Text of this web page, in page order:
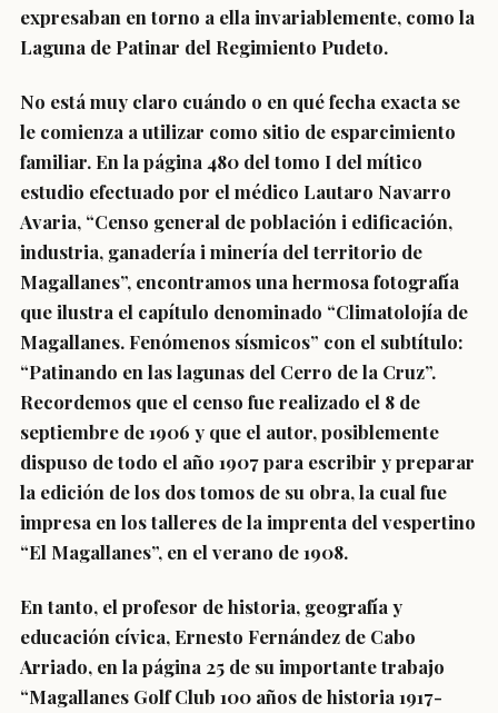
expresaban en torno a ella invariablemente, como la
Laguna de Patinar del Regimiento Pudeto.
No está muy claro cuándo o en qué fecha exacta se
le comienza a utilizar como sitio de esparcimiento
familiar. En la página 480 del tomo I del mítico
estudio efectuado por el médico Lautaro Navarro
Avaria, “Censo general de población i edificación,
industria, ganadería i minería del territorio de
Magallanes”, encontramos una hermosa fotografía
que ilustra el capítulo denominado “Climatolojía de
Magallanes. Fenómenos sísmicos” con el subtítulo:
“Patinando en las lagunas del Cerro de la Cruz”.
Recordemos que el censo fue realizado el 8 de
septiembre de 1906 y que el autor, posiblemente
dispuso de todo el año 1907 para escribir y preparar
la edición de los dos tomos de su obra, la cual fue
impresa en los talleres de la imprenta del vespertino
“El Magallanes”, en el verano de 1908.
En tanto, el profesor de historia, geografía y
educación cívica, Ernesto Fernández de Cabo
Arriado, en la página 25 de su importante trabajo
“Magallanes Golf Club 100 años de historia 1917-